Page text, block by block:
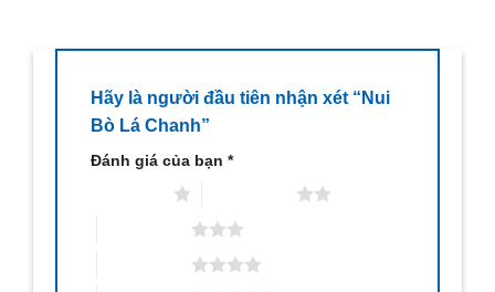
Hãy là người đầu tiên nhận xét “Nui
Bò Lá Chanh”
Đánh giá của bạn *